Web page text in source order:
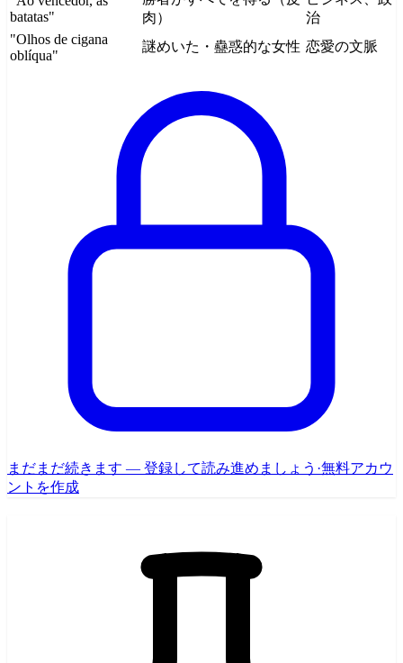
batatas"
肉）
治
"Olhos de cigana
oblíqua"
謎めいた・蠱惑的な女性 恋愛の文脈
まだまだ続きます — 登録して読み進めましょう ·無料アカウ
ントを作成